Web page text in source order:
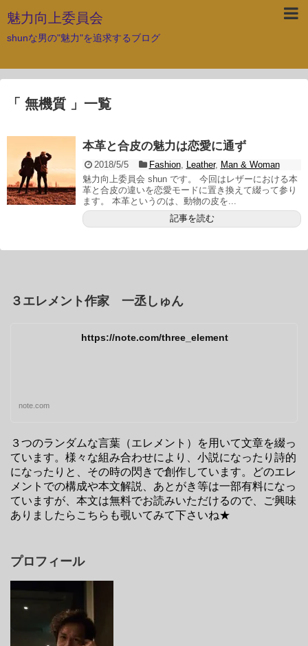
魅力向上委員会
shunな男の"魅力"を追求するブログ
「 無機質 」一覧
本革と合皮の魅力は恋愛に通ず
2018/5/5 Fashion, Leather, Man & Woman
魅力向上委員会 shun です。 今回はレザーにおける本
革と合皮の違いを恋愛モードに置き換えて綴って参り
ます。 本革というのは、動物の皮を...
記事を読む
３エレメント作家 一丞しゅん
https://note.com/three_element
note.com
３つのランダムな言葉（エレメント）を用いて文章を綴っ
ています。様々な組み合わせにより、小説になったり詩的
になったりと、その時の閃きで創作しています。どのエレ
メントでの構成や本文解説、あとがき等は一部有料になっ
ていますが、本文は無料でお読みいただけるので、ご興味
ありましたらこちらも覗いてみて下さいね★
プロフィール